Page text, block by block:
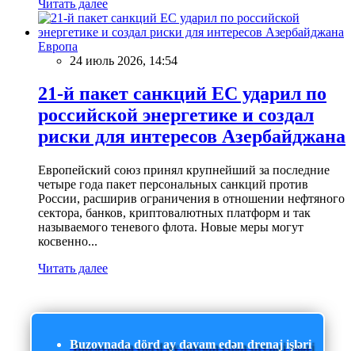
Читать далее
Европа
24 июль 2026, 14:54
21-й пакет санкций ЕС ударил по
российской энергетике и создал
риски для интересов Азербайджана
Европейский союз принял крупнейший за последние
четыре года пакет персональных санкций против
России, расширив ограничения в отношении нефтяного
сектора, банков, криптовалютных платформ и так
называемого теневого флота. Новые меры могут
косвенно...
Читать далее
Buzovnada dörd ay davam edən drenaj işləri